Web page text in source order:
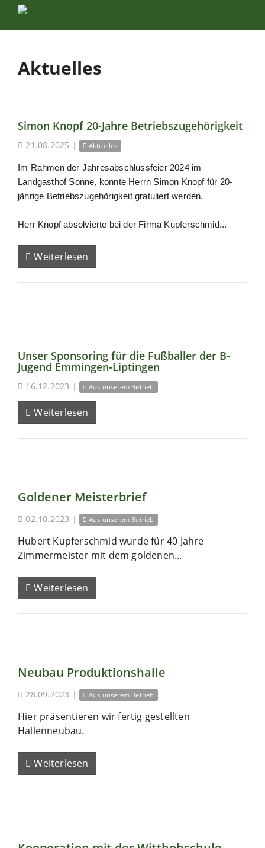
Aktuelles
Simon Knopf 20-Jahre Betriebszugehörigkeit
21.08.2025 | Aktuelles
Im Rahmen der Jahresabschlussfeier 2024 im
Landgasthof Sonne, konnte Herrn Simon Knopf für 20-
jährige Betriebszugehörigkeit gratuliert werden.
Herr Knopf absolvierte bei der Firma Kupferschmid...
Weiterlesen
Unser Sponsoring für die Fußballer der B-
Jugend Emmingen-Liptingen
16.12.2023 | Aus unserem Betrieb
Weiterlesen
Goldener Meisterbrief
02.10.2023 | Aus unserem Betrieb
Hubert Kupferschmid wurde für 40 Jahre
Zimmermeister mit dem goldenen...
Weiterlesen
Neubau Produktionshalle
28.09.2023 | Aus unserem Betrieb
Hier präsentieren wir fertig gestellten
Hallenneubau.
Weiterlesen